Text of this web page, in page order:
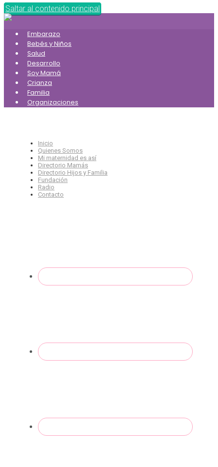
Saltar al contenido principal
Embarazo
Bebés y Niños
Salud
Desarrollo
Soy Mamá
Crianza
Familia
Organizaciones
Inicio
Quienes Somos
Mi maternidad es así
Directorio Mamás
Directorio Hijos y Familia
Fundación
Radio
Contacto